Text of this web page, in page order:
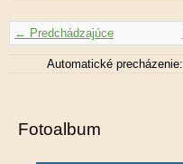
← Predchádzajúce
Automatické precházenie:
Fotoalbum